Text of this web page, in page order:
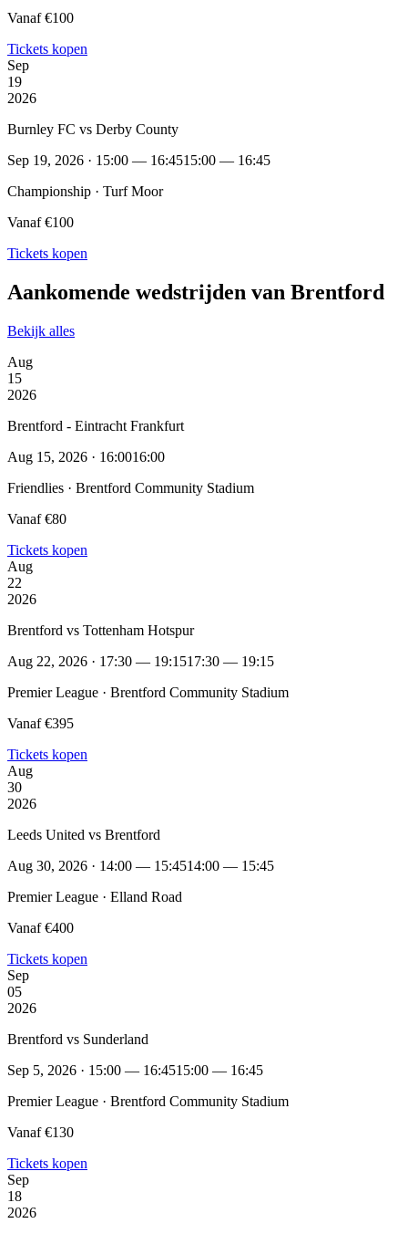
Vanaf €100
Tickets kopen
Sep
19
2026
Burnley FC vs Derby County
Sep 19, 2026 · 15:00 — 16:4515:00 — 16:45
Championship · Turf Moor
Vanaf €100
Tickets kopen
Aankomende wedstrijden van Brentford
Bekijk alles
Aug
15
2026
Brentford - Eintracht Frankfurt
Aug 15, 2026 · 16:0016:00
Friendlies · Brentford Community Stadium
Vanaf €80
Tickets kopen
Aug
22
2026
Brentford vs Tottenham Hotspur
Aug 22, 2026 · 17:30 — 19:1517:30 — 19:15
Premier League · Brentford Community Stadium
Vanaf €395
Tickets kopen
Aug
30
2026
Leeds United vs Brentford
Aug 30, 2026 · 14:00 — 15:4514:00 — 15:45
Premier League · Elland Road
Vanaf €400
Tickets kopen
Sep
05
2026
Brentford vs Sunderland
Sep 5, 2026 · 15:00 — 16:4515:00 — 16:45
Premier League · Brentford Community Stadium
Vanaf €130
Tickets kopen
Sep
18
2026